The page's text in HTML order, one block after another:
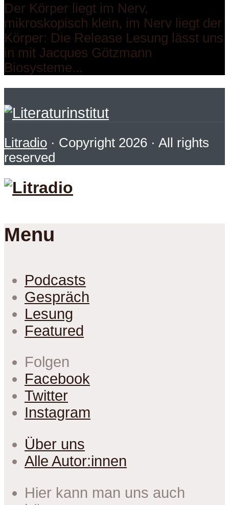
Der Körper liegt im Nerv,
mikroskopisch klein, im Nerv liegt der
Körper: Die Release Lesung lässt uns
in mit Jacques Götzmann
Biosysteme...
Litradio · Copyright 2026 · All rights
reserved
Menu
Podcasts
Gespräch
Lesung
Featured
Folgen
Facebook
Twitter
Instagram
Über uns
Alle Autor:innen
Hier kann man uns auch